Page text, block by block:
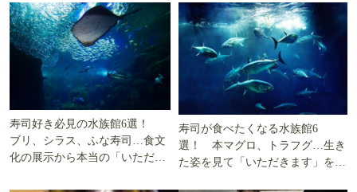
寿司好き必見の水族館6選！
ブリ、シラス、ふな寿司…食文
化の展示から本当の「いただき
寿司が食べたくなる水族館6
選！ 本マグロ、トラフグ…生き
た姿を見て「いただきます」を考